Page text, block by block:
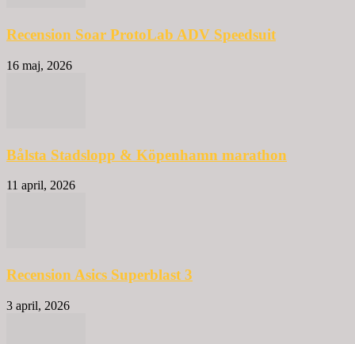
Recension Soar ProtoLab ADV Speedsuit
16 maj, 2026
Bålsta Stadslopp & Köpenhamn marathon
11 april, 2026
Recension Asics Superblast 3
3 april, 2026